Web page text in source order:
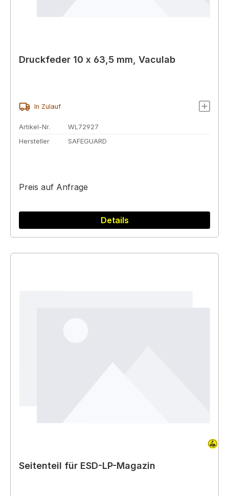
Druckfeder 10 x 63,5 mm, Vaculab
In Zulauf
Artikel-Nr.
WL72927
Hersteller
SAFEGUARD
Preis auf Anfrage
Details
Seitenteil für ESD-LP-Magazin